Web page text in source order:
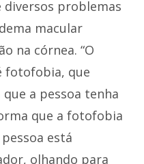
problemas
macular
na córnea. “O
fotofobia, que
a pessoa tenha
que a fotofobia
está
olhando para